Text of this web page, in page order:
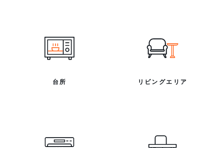
台所 リビングエリア